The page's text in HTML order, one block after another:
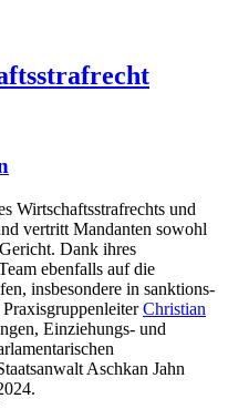
Wirtschaftsstrafrechts und
vertritt Mandanten sowohl
Dank ihres
ebenfalls auf die
insbesondere in sanktions-
Christian
Einziehungs- und
Aschkan Jahn